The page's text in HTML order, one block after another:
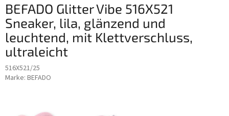
BEFADO Glitter Vibe 516X521
Sneaker, lila, glänzend und
leuchtend, mit Klettverschluss,
ultraleicht
516X521/25
Marke: BEFADO